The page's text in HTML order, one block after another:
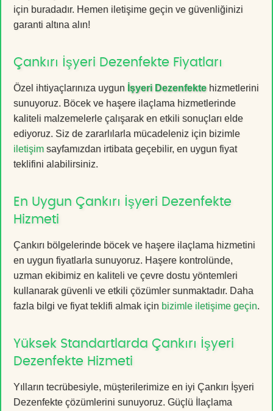
için buradadır. Hemen iletişime geçin ve güvenliğinizi
garanti altına alın!
Çankırı İşyeri Dezenfekte Fiyatları
Özel ihtiyaçlarınıza uygun İşyeri Dezenfektehizmetlerini
sunuyoruz. Böcek ve haşere ilaçlama hizmetlerinde
kaliteli malzemelerle çalışarak en etkili sonuçları elde
ediyoruz. Siz de zararlılarla mücadeleniz için bizimle
iletişim sayfamızdan irtibata geçebilir, en uygun fiyat
teklifini alabilirsiniz.
En Uygun Çankırı İşyeri Dezenfekte
Hizmeti
Çankırı bölgelerinde böcek ve haşere ilaçlama hizmetini
en uygun fiyatlarla sunuyoruz. Haşere kontrolünde,
uzman ekibimiz en kaliteli ve çevre dostu yöntemleri
kullanarak güvenli ve etkili çözümler sunmaktadır. Daha
fazla bilgi ve fiyat teklifi almak için bizimle iletişime geçin.
Yüksek Standartlarda Çankırı İşyeri
Dezenfekte Hizmeti
Yılların tecrübesiyle, müşterilerimize en iyi Çankırı İşyeri
Dezenfekte çözümlerini sunuyoruz. Güçlü İlaçlama